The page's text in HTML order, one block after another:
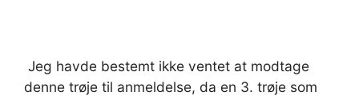
Jeg havde bestemt ikke ventet at modtage
denne trøje til anmeldelse, da en 3. trøje som